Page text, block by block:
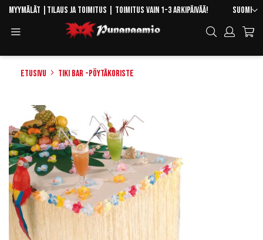
Skip
Content
Kieli
Suomi
Myymälät Tilaus ja toimitus | Toimitus vain 1-3 arkipäivää!
Hae
Etusivu Tiki Bar -pöytäkoriste
the
end
of
the
images
gallery